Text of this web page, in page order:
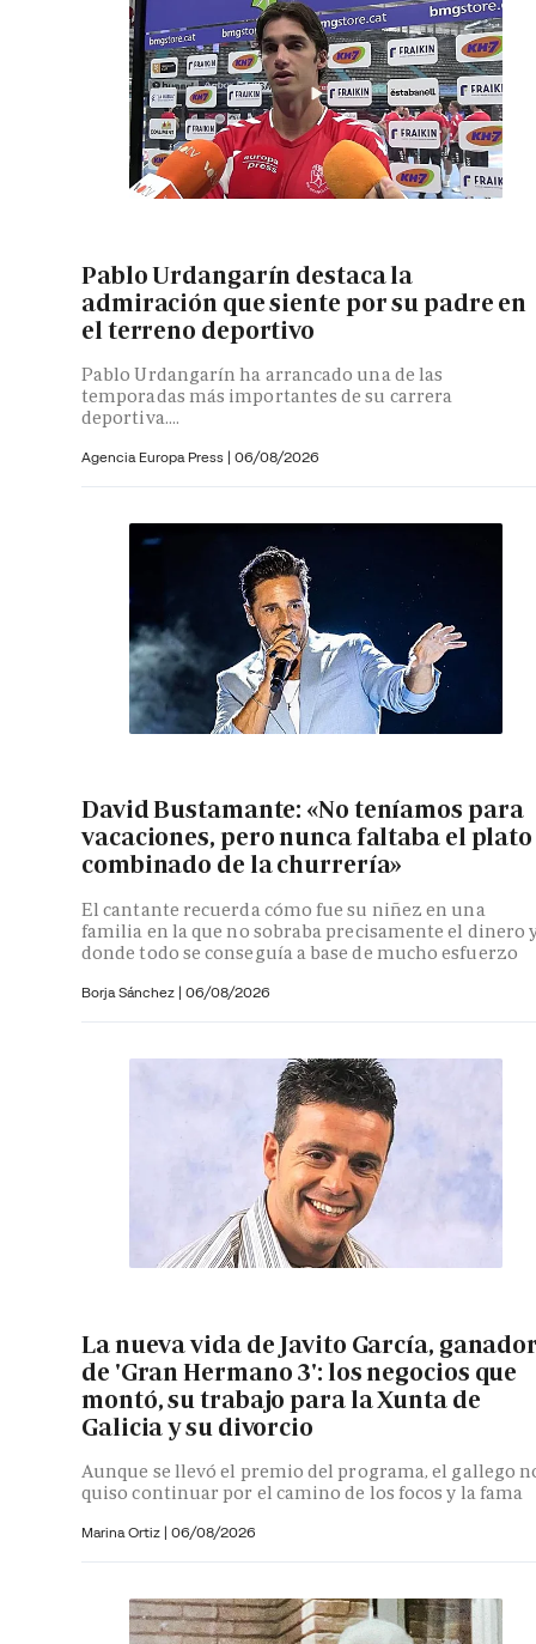
Pablo Urdangarín destaca la
admiración que siente por su padre en
el terreno deportivo
Pablo Urdangarín ha arrancado una de las
temporadas más importantes de su carrera
deportiva....
Agencia Europa Press | 06/08/2026
David Bustamante: «No teníamos para
vacaciones, pero nunca faltaba el plato
combinado de la churrería»
El cantante recuerda cómo fue su niñez en una
familia en la que no sobraba precisamente el dinero
donde todo se conseguía a base de mucho esfuerzo
Borja Sánchez | 06/08/2026
La nueva vida de Javito García,
de 'Gran Hermano 3': los negocios que
montó, su trabajo para la Xunta de
Galicia y su divorcio
Aunque se llevó el premio del programa, el gallego
quiso continuar por el camino de los focos y la fama
Marina Ortiz | 06/08/2026